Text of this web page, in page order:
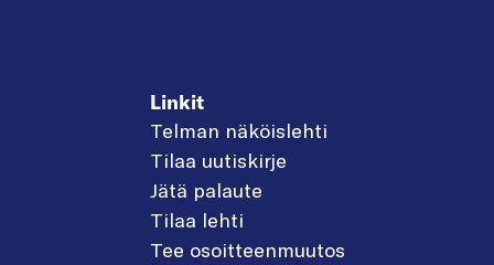
Linkit
Telman näköislehti
Tilaa uutiskirje
Jätä palaute
Tilaa lehti
Tee osoitteenmuutos